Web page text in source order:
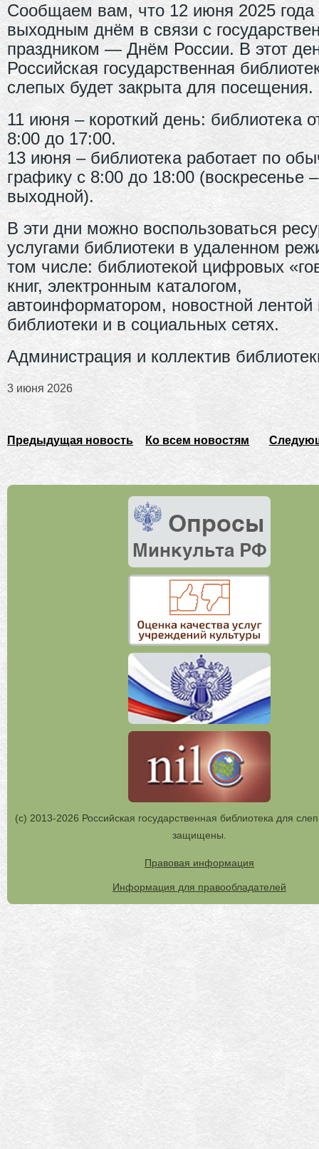
Сообщаем вам, что 12 июня 2025 года
выходным днём в связи с
праздником — Днём России. В этот
Российская государственная
слепых будет закрыта для посещения.
11 июня – короткий день: библиотека
8:00 до 17:00.
13 июня – библиотека работает по
графику с 8:00 до 18:00 (воскресенье –
выходной).
В эти дни можно воспользоваться
услугами библиотеки в удаленном
том числе: библиотекой цифровых
книг, электронным каталогом,
автоинформатором, новостной лентой
библиотеки и в социальных сетях.
Администрация и коллектив
3 июня 2026
Предыдущая новость Ко всем новостям
(с) 2013-2026 Российская государственная библиотека для
защищены.
Правовая информация
Информация для правообладателей